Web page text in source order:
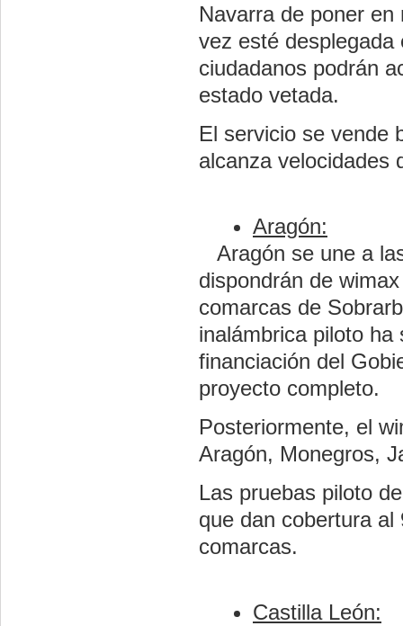
Navarra de poner
vez esté
ciudadanos podrán
estado vetada.
El servicio se vende
alcanza velocidades
Aragón:
Aragón se une a
dispondrán de
comarcas de
inalámbrica piloto ha
financiación del
proyecto completo.
Posteriormente, el
Aragón, Monegros,
Las pruebas piloto
que dan cobertura
comarcas.
Castilla León: